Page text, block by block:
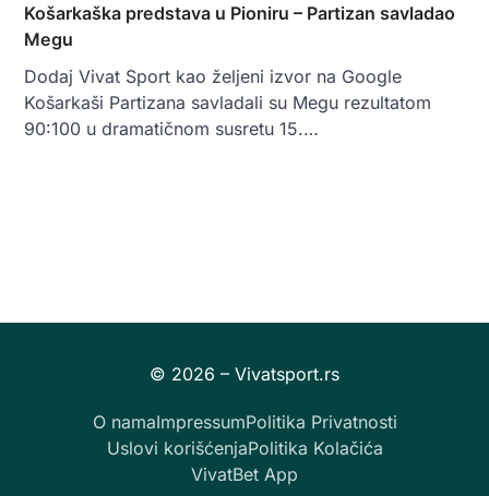
Košarkaška predstava u Pioniru – Partizan savladao
Megu
Dodaj Vivat Sport kao željeni izvor na Google
Košarkaši Partizana savladali su Megu rezultatom
90:100 u dramatičnom susretu 15.…
O namaImpressumPolitika Privatnosti
Uslovi korišćenjaPolitika Kolačića
VivatBet App